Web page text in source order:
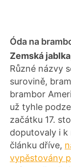
Óda na
Zemská
Různé názvy
surovině,
brambor
už tyhle
začátku 17.
doputovaly i k
článku dříve,
vypěstovány